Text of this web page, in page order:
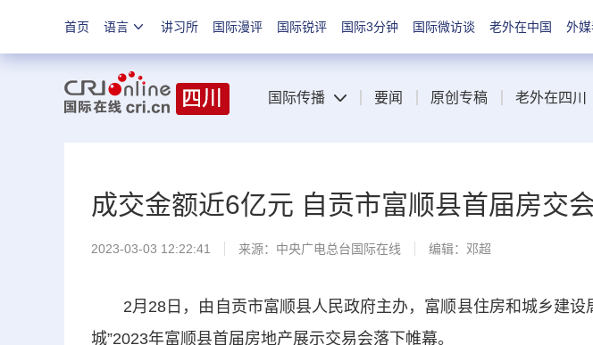
首页 语言 讲习所 国际漫评 国际锐评 国际3分钟 国际微访谈 老外在中国 外
国际传播 要闻 原创专稿 老外在四川
成交金额近6亿元 自贡市富顺县首届房交
2023-03-03 12:22:41 来源：中央广电总台国际在线 编辑：邓超
2月28日，由自贡市富顺县人民政府主办，富顺县住房和城乡建设
城”2023年富顺县首届房地产展示交易会落下帷幕。